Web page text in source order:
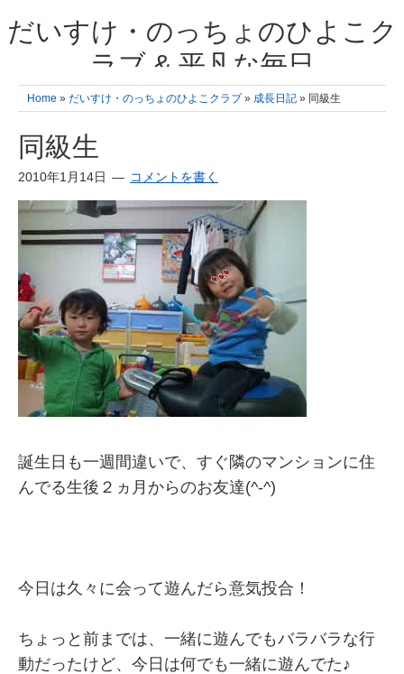
だいすけ・のっちょのひよこク
ラブ & 平凡な毎日
我が家の3人のひよこ成長日記と雑記 何十年後かに、大きくなったひよ
こ達とこの成長記を読み返すことを夢見て。& 3児ママの平凡日記 日々
Home » だいすけ・のっちょのひよこクラブ » 成長日記 » 同級生
同級生
2010年1月14日 コメントを書く
誕生日も一週間違いで、すぐ隣のマンションに住
んでる生後２ヵ月からのお友達(^-^)
今日は久々に会って遊んだら意気投合！
ちょっと前までは、一緒に遊んでもバラバラな行
動だったけど、今日は何でも一緒に遊んでた♪